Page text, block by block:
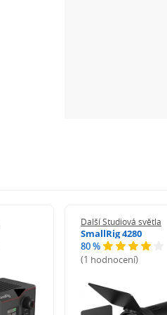
Další Studiová světla
SmallRig 4280
80 %
(1 hodnocení)